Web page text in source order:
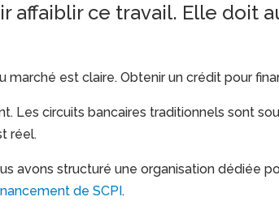
affaiblir ce travail. Elle doit
marché est claire. Obtenir un crédit pour
Les circuits bancaires traditionnels sont
réel.
avons structuré une organisation dédiée
de SCPI.